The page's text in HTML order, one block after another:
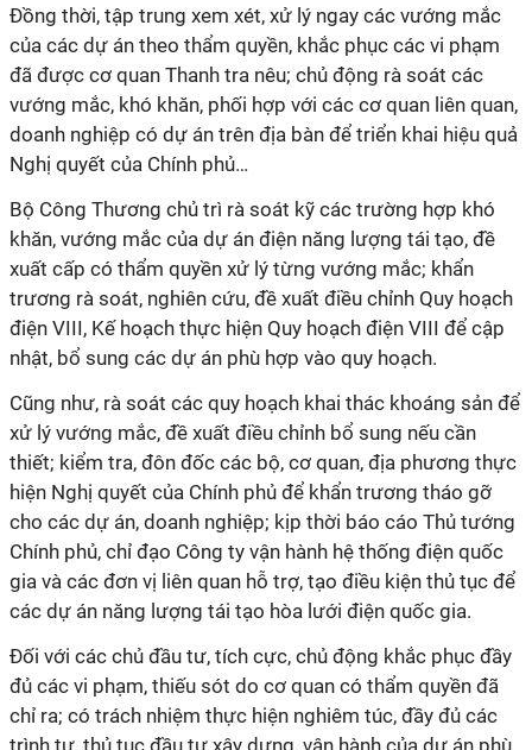
Đồng thời, tập trung xem xét, xử lý ngay các vướng mắc
của các dự án theo thẩm quyền, khắc phục các vi phạm
đã được cơ quan Thanh tra nêu; chủ động rà soát các
vướng mắc, khó khăn, phối hợp với các cơ quan liên quan,
doanh nghiệp có dự án trên địa bàn để triển khai hiệu quả
Nghị quyết của Chính phủ…
Bộ Công Thương chủ trì rà soát kỹ các trường hợp khó
khăn, vướng mắc của dự án điện năng lượng tái tạo, đề
xuất cấp có thẩm quyền xử lý từng vướng mắc; khẩn
trương rà soát, nghiên cứu, đề xuất điều chỉnh Quy hoạch
điện VIII, Kế hoạch thực hiện Quy hoạch điện VIII để cập
nhật, bổ sung các dự án phù hợp vào quy hoạch.
Cũng như, rà soát các quy hoạch khai thác khoáng sản để
xử lý vướng mắc, đề xuất điều chỉnh bổ sung nếu cần
thiết; kiểm tra, đôn đốc các bộ, cơ quan, địa phương thực
hiện Nghị quyết của Chính phủ để khẩn trương tháo gỡ
cho các dự án, doanh nghiệp; kịp thời báo cáo Thủ tướng
Chính phủ, chỉ đạo Công ty vận hành hệ thống điện quốc
gia và các đơn vị liên quan hỗ trợ, tạo điều kiện thủ tục để
các dự án năng lượng tái tạo hòa lưới điện quốc gia.
Đối với các chủ đầu tư, tích cực, chủ động khắc phục đầy
đủ các vi phạm, thiếu sót do cơ quan có thẩm quyền đã
chỉ ra; có trách nhiệm thực hiện nghiêm túc, đầy đủ các
trình tự, thủ tục đầu tư xây dựng, vận hành của dự án phù